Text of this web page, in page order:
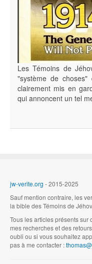
Les Témoins de
"système de
clairement mis en
qui annoncent un tel
jw-verite.org - 2015-2025
Sauf mention contraire, les
la bible des Témoins de
Tous les articles présents sur
mes recherches et des
oubli ou si vous souhaitez
pas à me contacter :